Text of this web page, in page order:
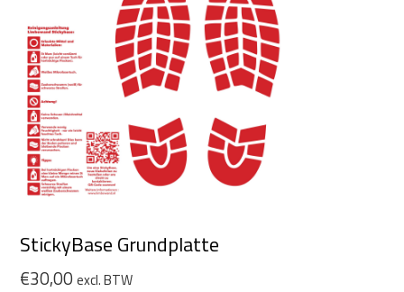
StickyBase Grundplatte
€30,00 excl. BTW